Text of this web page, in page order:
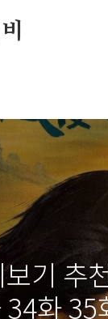
기 추
화 35